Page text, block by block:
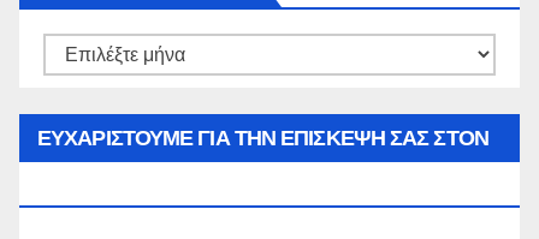
Αρθρα
ΕΥΧΑΡΙΣΤΟΥΜΕ ΓΙΑ ΤΗΝ ΕΠΙΣΚΕΨΗ ΣΑΣ ΣΤΟΝ